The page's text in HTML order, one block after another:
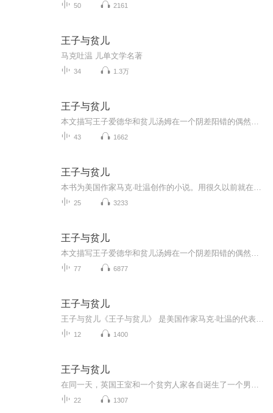
50 2161
王子与贫儿
马克吐温 儿单文学名著
34 1.3万
王子与贫儿
43 1662
王子与贫儿
25 3233
王子与贫儿
77 6877
王子与贫儿
12 1400
王子与贫儿
22 1307